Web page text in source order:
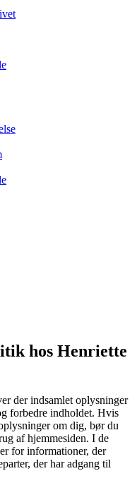
hos Henriette
der indsamlet oplysninger
forbedre indholdet. Hvis
om dig, bør du
af hjemmesiden. I de
for informationer, der
der har adgang til